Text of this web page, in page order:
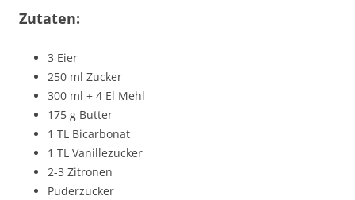
Zutaten:
3 Eier
250 ml Zucker
300 ml + 4 El Mehl
175 g Butter
1 TL Bicarbonat
1 TL Vanillezucker
2-3 Zitronen
Puderzucker